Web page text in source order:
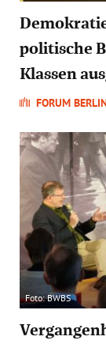
politische
Klassen
FORUM
Foto: BWBS